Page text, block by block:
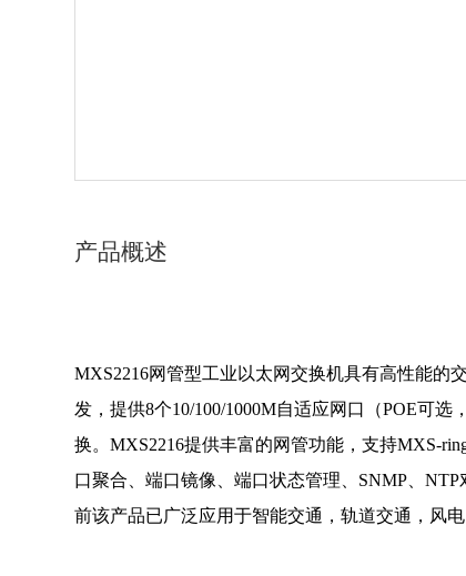
产品概述
MXS2216网管型工业以太网交换机具有高性能的
发，提供8个10/100/1000M自适应网口（POE可
换。MXS2216提供丰富的网管功能，支持MXS-
口聚合、端口镜像、端口状态管理、SNMP、
前该产品已广泛应用于智能交通，轨道交通，风